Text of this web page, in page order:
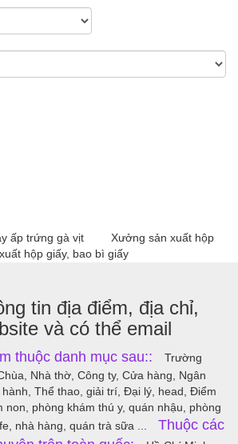
ấp trứng gà vịt
Xưởng sản xuất hộp
hộp giấy, bao bì giấy
tin địa điểm, địa chỉ,
và có thể email
thuộc danh mục sau::
Trường
Nhà thờ, Công ty, Cửa hàng, Ngân
Thể thao, giải trí, Đại lý, head, Điểm
non, phòng khám thú y, quán nhậu, phòng
nhà hàng, quán trà sữa ...
Thuộc các